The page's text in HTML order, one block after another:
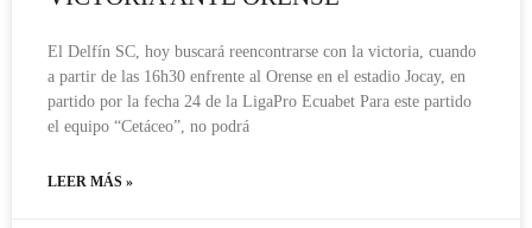
El Delfín SC, hoy buscará reencontrarse con la victoria, cuando
a partir de las 16h30 enfrente al Orense en el estadio Jocay, en
partido por la fecha 24 de la LigaPro Ecuabet Para este partido
el equipo “Cetáceo”, no podrá
LEER MÁS »